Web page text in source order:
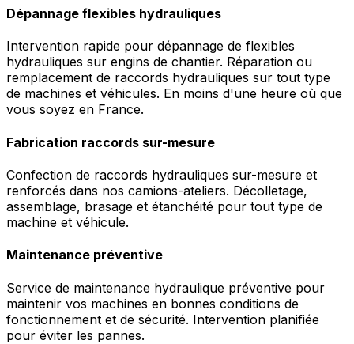
Dépannage flexibles hydrauliques
Intervention rapide pour dépannage de flexibles
hydrauliques sur engins de chantier. Réparation ou
remplacement de raccords hydrauliques sur tout type
de machines et véhicules. En moins d'une heure où que
vous soyez en France.
Fabrication raccords sur-mesure
Confection de raccords hydrauliques sur-mesure et
renforcés dans nos camions-ateliers. Décolletage,
assemblage, brasage et étanchéité pour tout type de
machine et véhicule.
Maintenance préventive
Service de maintenance hydraulique préventive pour
maintenir vos machines en bonnes conditions de
fonctionnement et de sécurité. Intervention planifiée
pour éviter les pannes.